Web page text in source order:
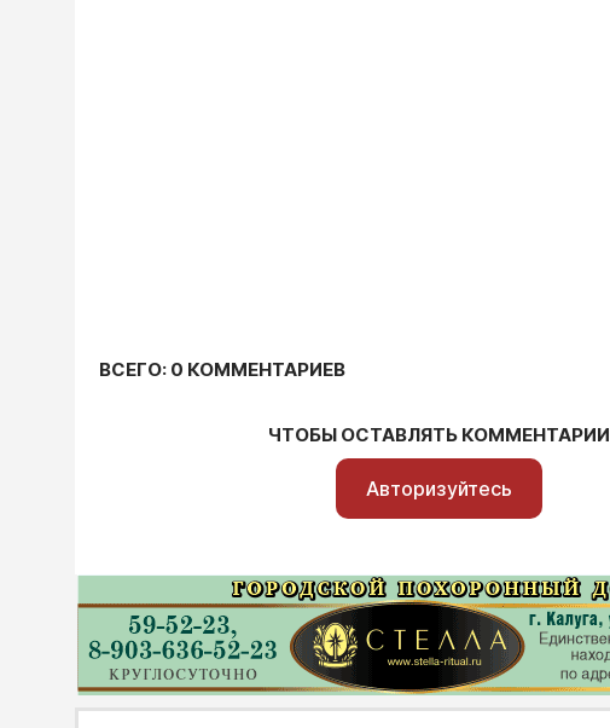
ВСЕГО: 0 КОММЕНТАРИЕВ
ЧТОБЫ ОСТАВЛЯТЬ КОММЕНТАРИИ
Авторизуйтесь